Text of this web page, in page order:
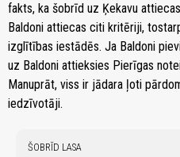
fakts, ka šobrīd uz Ķekavu
Baldoni attiecas citi kritēriji,
izglītības iestādēs. Ja Baldoni
uz Baldoni attieksies Pierīgas
Manuprāt, viss ir jādara ļoti
iedzīvotāji.
ŠOBRĪD LASA